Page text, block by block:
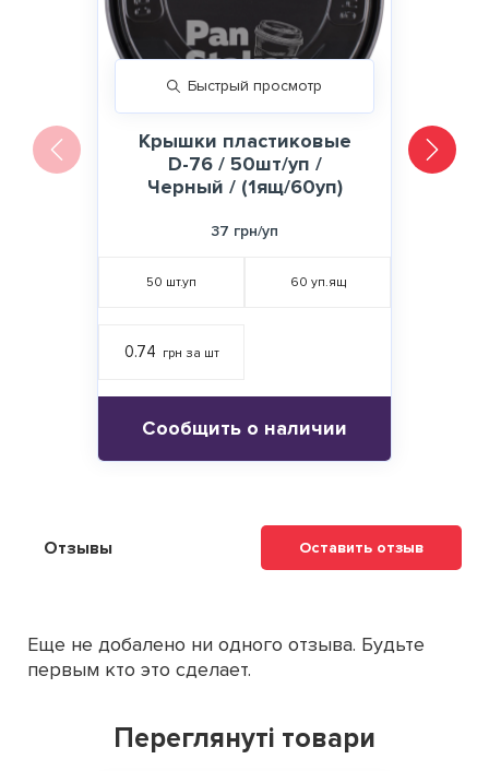
Быстрый просмотр
Крышки пластиковые
D-76 / 50шт/уп /
Черный / (1ящ/60уп)
37 грн/уп
50 шт.уп 60 уп.ящ
0.74 грн за шт
Сообщить о наличии
Отзывы Оставить отзыв
Еще не добалено ни одного отзыва. Будьте
первым кто это сделает.
Переглянуті товари